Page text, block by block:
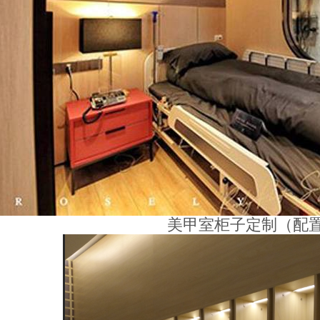
美甲室柜子定制（配